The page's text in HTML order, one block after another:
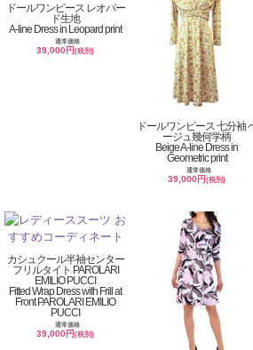
ドールワンピース レオパー
ド生地
A-line Dress in Leopard print
通常価格
39,000円(税別)
ドールワンピース 七分袖
ージュ幾何学柄
Beige A-line Dress in
Geometric print
通常価格
39,000円(税別)
カシュクール半袖センター
フリルタイト PAROLARI
EMILIO PUCCI
Fitted Wrap Dress with Frill at
Front PAROLARI EMILIO
PUCCI
通常価格
39,000円(税別)